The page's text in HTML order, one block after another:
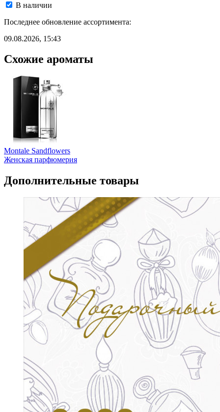
В наличии
Последнее обновление ассортимента:
09.08.2026, 15:43
Схожие ароматы
Montale Sandflowers
Женская парфюмерия
Дополнительные товары